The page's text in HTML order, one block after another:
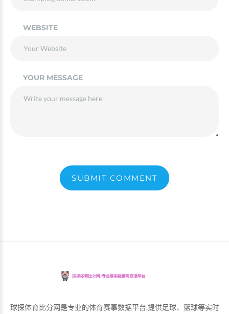
WEBSITE
YOUR MESSAGE
SUBMIT COMMENT
球探体育比分网是专业的体育赛事数据平台,提供足球、篮球等实时